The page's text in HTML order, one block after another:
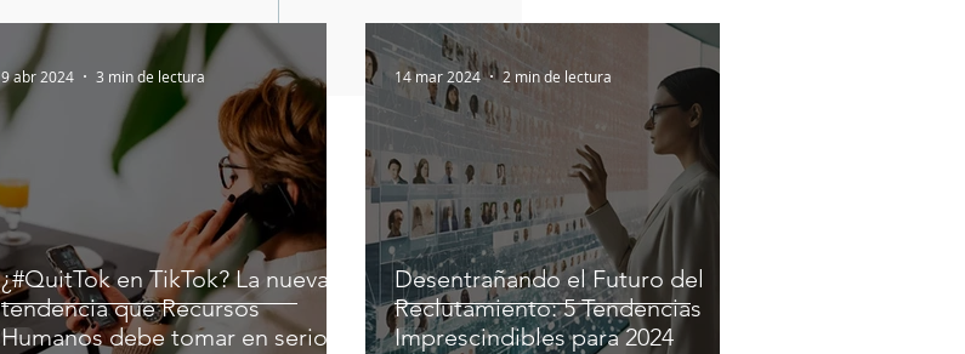
¿#QuitTok en TikTok? La nueva
tendencia que Recursos
Humanos debe tomar en serio
9 abr 2024 3 min de lectura
Desentrañando el Futuro del
Reclutamiento: 5 Tendencias
Imprescindibles para 2024
14 mar 2024 2 min de lectura